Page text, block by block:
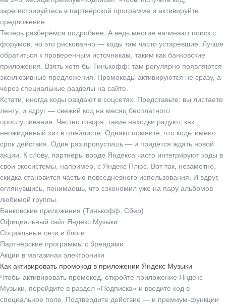
зарегистрируйтесь в партнёрской программе и активируйте
предложение.
Теперь разберёмся подробнее. А ведь многие начинают поиск с
форумов, но это рискованно — коды там часто устаревшие. Лучше
обратиться к проверенным источникам, таким как банковские
приложения. Взять хотя бы Тинькофф: там регулярно появляются
эксклюзивные предложения. Промокоды активируются не сразу, а
через специальные разделы на сайте.
Кстати, иногда коды раздают в соцсетях. Представьте: вы листаете
ленту, и вдруг — свежий код на месяц бесплатного
прослушивания. Честно говоря, такие находки радуют, как
неожиданный хит в плейлисте. Однако помните, что коды имеют
срок действия. Один раз пропустишь — и придётся ждать новой
акции. К слову, партнёры вроде Яндекса часто интегрируют коды в
свои экосистемы, например, с Яндекс Плюс. Вот так, незаметно,
скидка становится частью повседневного использования. И вдруг,
оглянувшись, понимаешь, что сэкономил уже на пару альбомов
любимой группы.
Банковские приложения (Тинькофф, Сбер)
Официальный сайт Яндекс Музыки
Социальные сети и блоги
Партнёрские программы с брендами
Акции в магазинах электроники
Как активировать промокод в приложении Яндекс Музыки
Чтобы активировать промокод, откройте приложение Яндекс
Музыки, перейдите в раздел «Подписка» и введите код в
специальное поле. Подтвердите действие — и премиум-функции